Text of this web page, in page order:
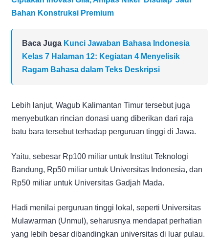
Bahan Konstruksi Premium
Baca Juga Kunci Jawaban Bahasa Indonesia
Kelas 7 Halaman 12: Kegiatan 4 Menyelisik
Ragam Bahasa dalam Teks Deskripsi
Lebih lanjut, Wagub Kalimantan Timur tersebut juga
menyebutkan rincian donasi uang diberikan dari raja
batu bara tersebut terhadap perguruan tinggi di Jawa.
Yaitu, sebesar Rp100 miliar untuk Institut Teknologi
Bandung, Rp50 miliar untuk Universitas Indonesia, dan
Rp50 miliar untuk Universitas Gadjah Mada.
Hadi menilai perguruan tinggi lokal, seperti Universitas
Mulawarman (Unmul), seharusnya mendapat perhatian
yang lebih besar dibandingkan universitas di luar pulau.